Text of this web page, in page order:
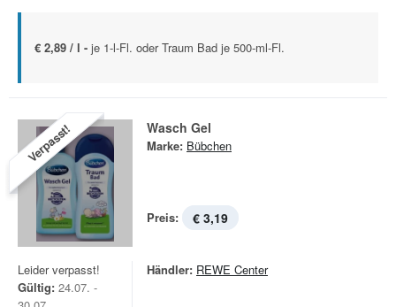
€ 2,89 / l - je 1-l-Fl. oder Traum Bad je 500-ml-Fl.
Verpasst! Wasch Gel
Marke: Bübchen
Preis: € 3,19
Leider verpasst!
Gültig: 24.07. -
Händler: REWE Center